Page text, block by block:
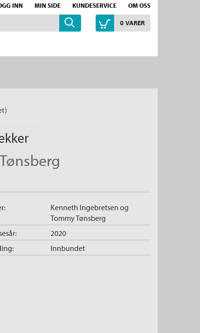
INN MIN SIDE KUNDESERVICE OM OSS
0VARER
Kenneth Ingebretsen og
Tommy Tønsberg
Innbundet
2020